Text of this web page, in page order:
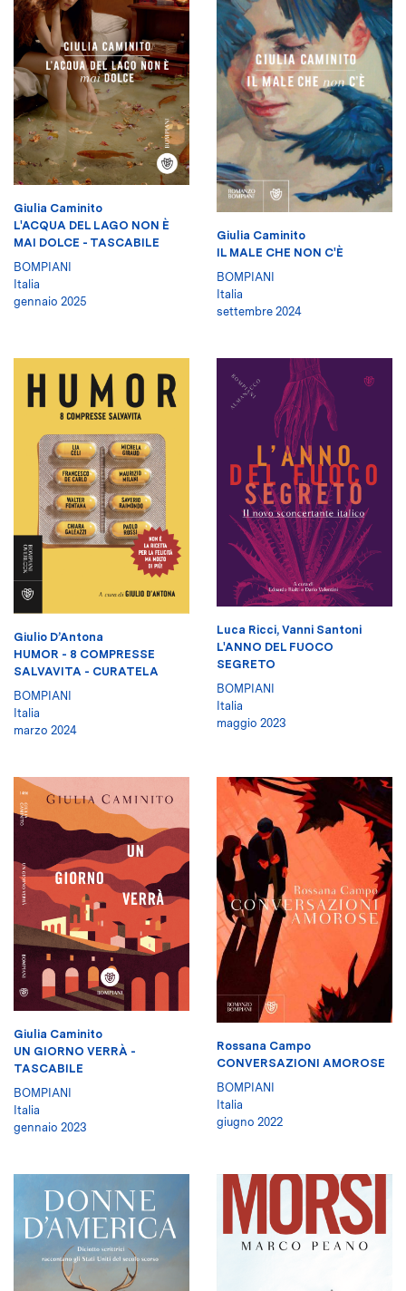
Giulia Caminito
L'ACQUA DEL LAGO NON È
MAI DOLCE - TASCABILE
BOMPIANI
Italia
gennaio 2025
Giulia Caminito
IL MALE CHE NON C'È
BOMPIANI
Italia
settembre 2024
Giulio D’Antona
HUMOR - 8 COMPRESSE
SALVAVITA - CURATELA
BOMPIANI
Italia
marzo 2024
Luca Ricci, Vanni Santoni
L'ANNO DEL FUOCO
SEGRETO
BOMPIANI
Italia
maggio 2023
Giulia Caminito
UN GIORNO VERRÀ -
TASCABILE
BOMPIANI
Italia
gennaio 2023
Rossana Campo
CONVERSAZIONI AMOROSE
BOMPIANI
Italia
giugno 2022